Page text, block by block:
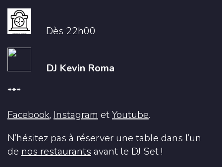
Dès 22h00
DJ Kevin Roma
***
Facebook, Instagram etYoutube.
N’hésitez pas à réserver une table dans l’un
de nos restaurants avant le DJ Set !